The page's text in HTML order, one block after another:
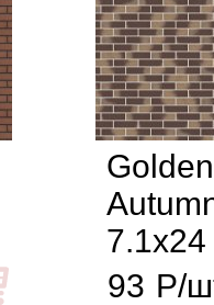
Golden
7.1x24
93 Р/